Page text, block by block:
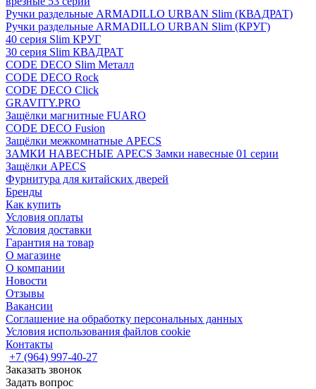
Ручки раздельные ARMADILLO URBAN Slim (КВАДРАТ)
Ручки раздельные ARMADILLO URBAN Slim (КРУГ)
40 серия Slim КРУГ
30 серия Slim КВАДРАТ
CODE DECO Slim Металл
CODE DECO Rock
CODE DECO Click
GRAVITY.PRO
Защёлки магнитные FUARO
CODE DECO Fusion
Защёлки межкомнатные APECS
ЗАМКИ НАВЕСНЫЕ APECS Замки навесные 01 серии
Защёлки APECS
Фурнитура для китайских дверей
Бренды
Как купить
Условия оплаты
Условия доставки
Гарантия на товар
О магазине
О компании
Новости
Отзывы
Вакансии
Соглашение на обработку персональных данных
Условия использования файлов cookie
Контакты
+7 (964) 997-40-27
Заказать звонок
Задать вопрос